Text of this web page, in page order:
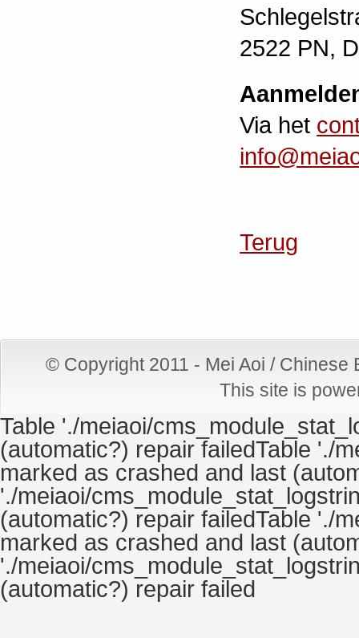
2522 PN,
Via het
Terug
© Copyright 2011 - Mei Aoi /
This site is
Table './meiaoi/
(automatic?) repair failedTable './
marked as crashed and last
'./meiaoi/
(automatic?) repair failedTable './
marked as crashed and last
'./meiaoi/
(automatic?) repair failed